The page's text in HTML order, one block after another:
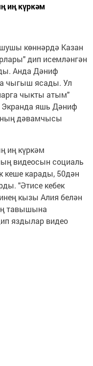
иң күркәм
көннәрдә Казан
дип исемләнгән
Анда Дәниф
чыгыш ясады. Ул
чыкты атым"
яшь Дәниф
дәвамчысы
иң күркәм
видеосын социаль
кеше карады, 50дән
"Әтисе кебек
кызы Алия белән
тавышына
яздылар видео